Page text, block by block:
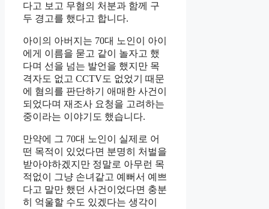
다고 보고 무혐의 처분과 함께 구
두 경고를 했다고 합니다.
아이의 아버지는 70대 노인이 아이
에게 이름을 묻고 같이 놀자고 했
다며 선을 넘는 발언을 했지만 목
격자도 없고 CCTV도 없었기 때문
에 혐의를 판단하기 애매한 사건이
되었다며 재조사 요청을 고려하는
중이라는 이야기도 했습니다.
만약에 그 70대 노인이 실제로 어
떤 목적이 있었다면 분명히 처벌을
받아야하겠지만 정말로 아무런 목
적없이 그냥 손녀같고 예뻐서 예쁘
다고 말만 했던 사건이었다면 충분
히 억울할 수도 있겠다는 생각이